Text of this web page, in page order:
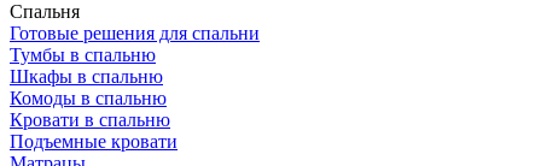
Спальня
Готовые решения для спальни
Тумбы в спальню
Шкафы в спальню
Комоды в спальню
Кровати в спальню
Подъемные кровати